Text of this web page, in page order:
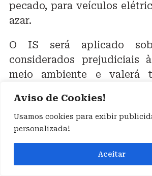
Aviso de Cookies!
Usamos cookies para exibir
personalizada!
Aceitar
pecado, para veículos
azar.
O IS será aplicado
considerados prejudiciais
meio ambiente e valerá
produtos fumígenos,
bebidas alcoólicas.
Para ser aprovado, o
regulamentação da